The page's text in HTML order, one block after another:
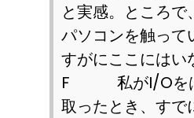
と実感。ところで、
パソコンを触って
すがにここにはい
F 私がI/Oを
取ったとき、すで